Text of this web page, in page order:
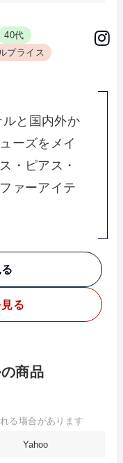
40代
プライス
と国内外か
ーズをメイ
・ピアス・
ァーアイテ
る
商品
る場合があります
Yahoo